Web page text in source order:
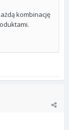
kombinację